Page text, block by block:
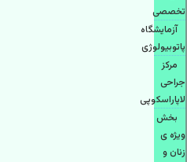
تخصصی
آزمایشگاه
پاتوبیولوژی
مرکز
جراحی
لاپاراسکوپی
بخش
ویژه ی
زنان و